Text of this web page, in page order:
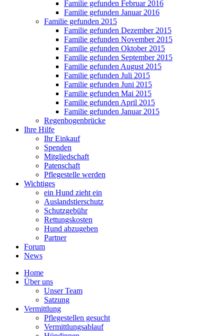
Familie gefunden Februar 2016
Familie gefunden Januar 2016
Familie gefunden 2015
Familie gefunden Dezember 2015
Familie gefunden November 2015
Familie gefunden Oktober 2015
Familie gefunden September 2015
Familie gefunden August 2015
Familie gefunden Juli 2015
Familie gefunden Juni 2015
Familie gefunden Mai 2015
Familie gefunden April 2015
Familie gefunden Januar 2015
Regenbogenbrücke
Ihre Hilfe
Ihr Einkauf
Spenden
Mitgliedschaft
Patenschaft
Pflegestelle werden
Wichtiges
ein Hund zieht ein
Auslandstierschutz
Schutzgebühr
Rettungskosten
Hund abzugeben
Partner
Forum
News
Home
Über uns
Unser Team
Satzung
Vermittlung
Pflegestellen gesucht
Vermittlungsablauf